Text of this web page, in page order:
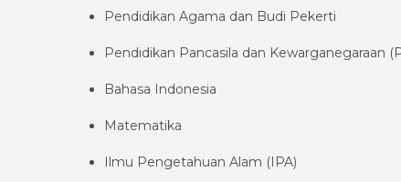
Pendidikan Agama dan Budi Pekerti
Pendidikan Pancasila dan Kewarganegaraan
Bahasa Indonesia
Matematika
Ilmu Pengetahuan Alam (IPA)